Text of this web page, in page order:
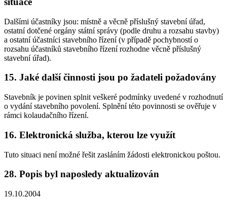
Dalšími účastníky jsou: místně a věcně příslušný stavební úřad,
ostatní dotčené orgány státní správy (podle druhu a rozsahu stavby)
a ostatní účastníci stavebního řízení (v případě pochybností o
rozsahu účastníků stavebního řízení rozhodne věcně příslušný
stavební úřad).
15. Jaké další činnosti jsou po žadateli požadovány
Stavebník je povinen splnit veškeré podmínky uvedené v rozhodnutí
o vydání stavebního povolení. Splnění této povinnosti se ověřuje v
rámci kolaudačního řízení.
16. Elektronická služba, kterou lze využít
Tuto situaci není možné řešit zasláním žádosti elektronickou poštou.
28. Popis byl naposledy aktualizován
19.10.2004